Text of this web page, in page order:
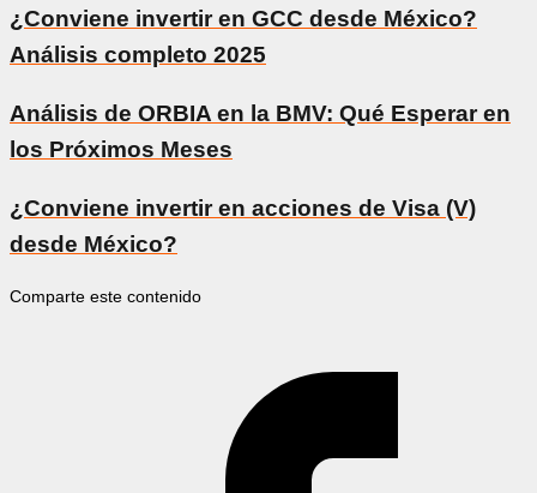
¿Conviene invertir en GCC desde México?
Análisis completo 2025
Análisis de ORBIA en la BMV: Qué Esperar en
los Próximos Meses
¿Conviene invertir en acciones de Visa (V)
desde México?
Comparte este contenido